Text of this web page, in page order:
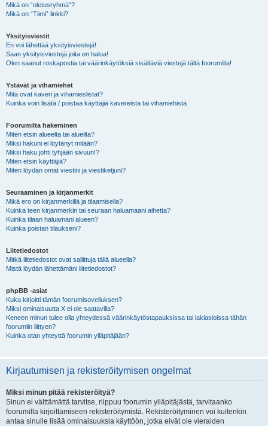
Mikä on “oletusryhmä”?
Mikä on “Tiimi” linkki?
Yksityisviestit
En voi lähettää yksityisviestejä!
Saan yksityisviestejä joita en halua!
Olen saanut roskapostia tai väärinkäytöksiä sisältäviä viestejä tältä foorumilta!
Ystävät ja vihamiehet
Mitä ovat kaveri ja vihamieslistat?
Kuinka voin lisätä / poistaa käyttäjiä kavereista tai vihamiehistä
Foorumilta hakeminen
Miten etsin alueelta tai alueilta?
Miksi hakuni ei löytänyt mitään?
Miksi haku johti tyhjään sivuun!?
Miten etsin käyttäjiä?
Miten löydän omat viestini ja viestiketjuni?
Seuraaminen ja kirjanmerkit
Mikä ero on kirjanmerkillä ja tilaamisella?
Kuinka teen kirjanmerkin tai seuraan haluamaani aihetta?
Kuinka tilaan haluamani alueen?
Kuinka poistan tilaukseni?
Liitetiedostot
Mitkä liitetiedostot ovat sallittuja tällä alueella?
Mistä löydän lähettämäni liitetiedostot?
phpBB -asiat
Kuka kirjoitti tämän foorumisovelluksen?
Miksi ominaisuutta X ei ole saatavilla?
Keneen minun tulee olla yhteydessä väärinkäytöstapauksissa tai lakiasioissa tähän
foorumiin liittyen?
Kuinka otan yhteyttä foorumin ylläpitäjään?
Kirjautumisen ja rekisteröitymisen ongelmat
Miksi minun pitää rekisteröityä?
Sinun ei välttämättä tarvitse, riippuu foorumin ylläpitäjästä, tarvitaanko
foorumilla kirjoittamiseen rekisteröitymistä. Rekisteröityminen voi kuitenkin
antaa sinulle lisää ominaisuuksia käyttöön, jotka eivät ole vieraiden